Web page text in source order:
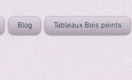
Blog Tableaux Bois peints